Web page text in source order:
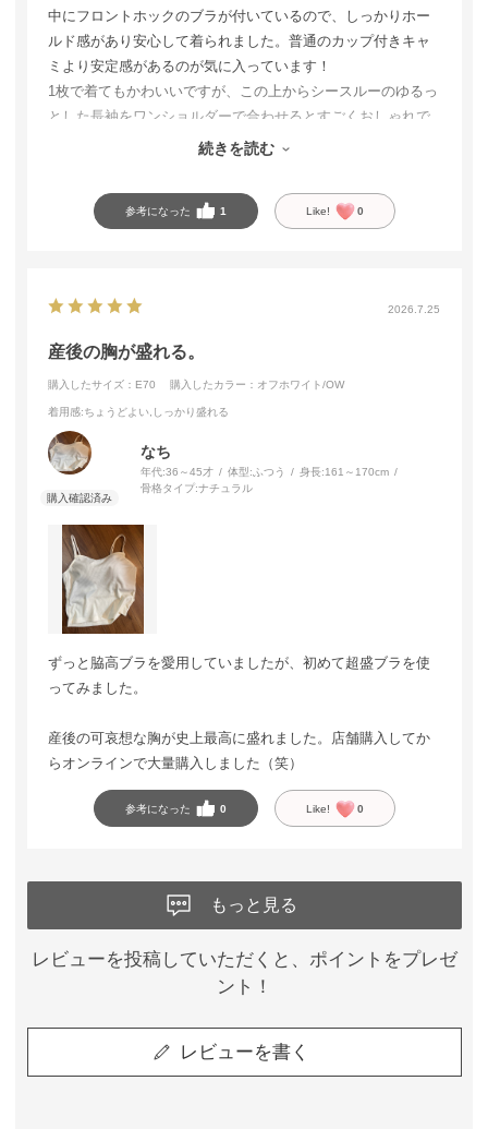
中にフロントホックのブラが付いているので、しっかりホー
ルド感があり安心して着られました。普通のカップ付きキャ
ミより安定感があるのが気に入っています！
1枚で着てもかわいいですが、この上からシースルーのゆるっ
とした長袖をワンショルダーで合わせるとすごくおしゃれで
お気に入りのコーデになりました。見せインナーとしてもお
続きを読む
参考になった 1 Like! 0
2026.7.25
産後の胸が盛れる。
購入したサイズ：E70 購入したカラー：オフホワイト/OW
着用感:ちょうどよい,しっかり盛れる
なち
年代:36～45才 体型: ふつう 身長:161～170cm
骨格タイプ:ナチュラル
ずっと脇高ブラを愛用していましたが、初めて超盛ブラを使
ってみました。
産後の可哀想な胸が史上最高に盛れました。店舗購入してか
らオンラインで大量購入しました（笑）
参考になった 0 Like! 0
もっと見る
レビューを投稿していただくと、ポイントをプレゼ
ント！
レビューを書く